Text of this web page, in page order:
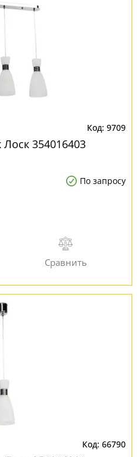
9709
354016403
По запросу
66790